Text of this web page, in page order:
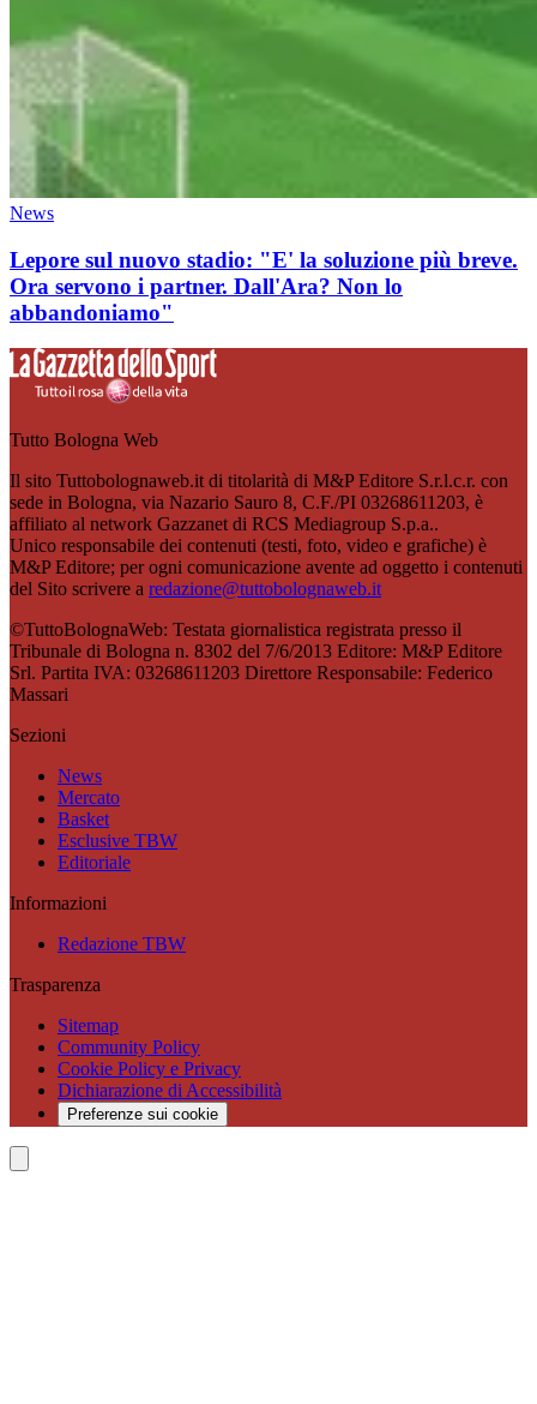
News
Lepore sul nuovo stadio: "E' la soluzione più breve.
Ora servono i partner. Dall'Ara? Non lo
abbandoniamo"
Tutto Bologna Web
Il sito Tuttobolognaweb.it di titolarità di M&P Editore S.r.l.c.r. con
sede in Bologna, via Nazario Sauro 8, C.F./PI 03268611203, è
affiliato al network Gazzanet di RCS Mediagroup S.p.a..
Unico responsabile dei contenuti (testi, foto, video e grafiche) è
M&P Editore; per ogni comunicazione avente ad oggetto i contenuti
del Sito scrivere a redazione@tuttobolognaweb.it
©TuttoBolognaWeb: Testata giornalistica registrata presso il
Tribunale di Bologna n. 8302 del 7/6/2013 Editore: M&P Editore
Srl. Partita IVA: 03268611203 Direttore Responsabile: Federico
Massari
Sezioni
News
Mercato
Basket
Esclusive TBW
Editoriale
Informazioni
Redazione TBW
Trasparenza
Sitemap
Community Policy
Cookie Policy e Privacy
Dichiarazione di Accessibilità
Preferenze sui cookie